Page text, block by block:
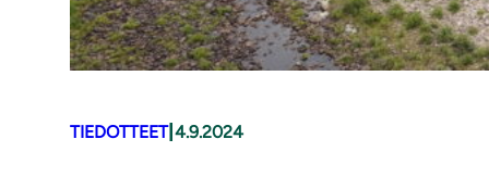
TIEDOTTEET| 4.9.2024